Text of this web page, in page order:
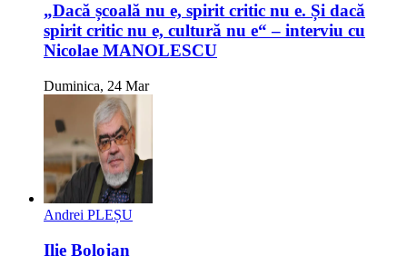
„Dacă școală nu e, spirit critic nu e. Și dacă
spirit critic nu e, cultură nu e“ – interviu cu
Nicolae MANOLESCU
Duminica, 24 Mar
Andrei PLEȘU
Ilie Bolojan